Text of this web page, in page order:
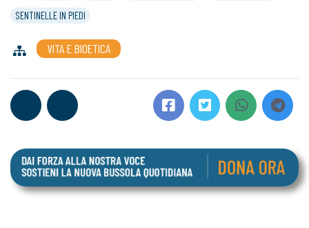
SENTINELLE IN PIEDI
VITA E BIOETICA